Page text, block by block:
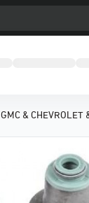
GMC & CHEVROLET